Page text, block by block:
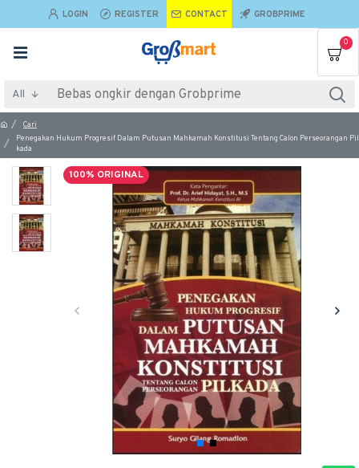
LOGIN REGISTER CONTACT GROBPRIME
0
All
Cari
Penegakan Hukum Progresif Dalam Putusan Mahkamah Konstitusi Tentang Calon Perseorangan Pil
kada
100% ORIGINAL